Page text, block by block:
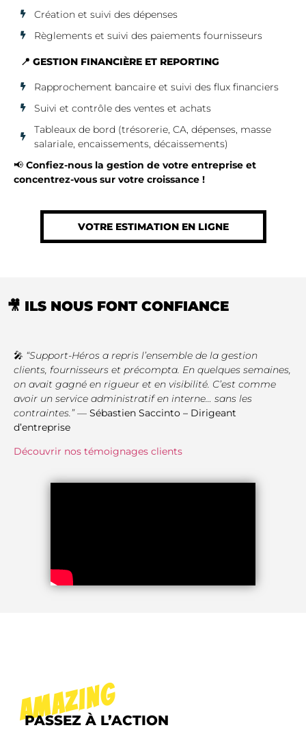
Création et suivi des dépenses
Règlements et suivi des paiements fournisseurs
📍 GESTION FINANCIÈRE ET REPORTING
Rapprochement bancaire et suivi des flux financiers
Suivi et contrôle des ventes et achats
Tableaux de bord (trésorerie, CA, dépenses, masse
salariale, encaissements, décaissements)
📢 Confiez-nous la gestion de votre entreprise et
concentrez-vous sur votre croissance !
VOTRE ESTIMATION EN LIGNE
🎥 ILS NOUS FONT CONFIANCE
🎤 “Support-Héros a repris l’ensemble de la gestion
clients, fournisseurs et précompta. En quelques semaines,
on avait gagné en rigueur et en visibilité. C’est comme
avoir un service administratif en interne… sans les
contraintes.”— Sébastien Saccinto – Dirigeant
d’entreprise
Découvrir nos témoignages clients
PASSEZ À L’ACTION
AMAZING